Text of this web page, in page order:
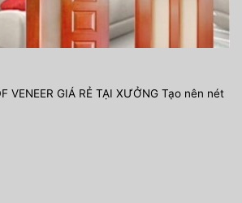
VENEER GIÁ RẺ TẠI XƯỞNG Tạo nên nét